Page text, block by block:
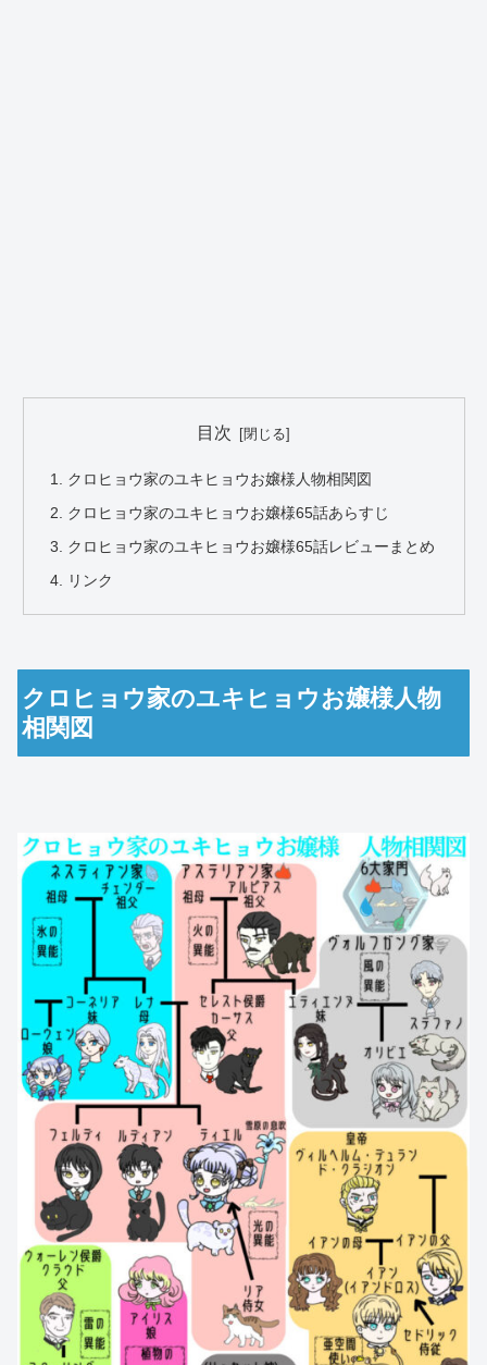
目次
クロヒョウ家のユキヒョウお嬢様人物相関図
クロヒョウ家のユキヒョウお嬢様65話あらすじ
クロヒョウ家のユキヒョウお嬢様65話レビューまとめ
リンク
クロヒョウ家のユキヒョウお嬢様人物
相関図